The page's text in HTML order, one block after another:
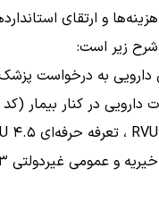
و ارتقای
زیر است:
دارویی به درخواست